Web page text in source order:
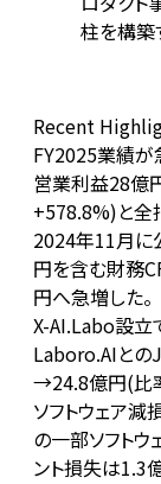
柱を構築
Recent
FY2025業績
営業利益28億
+578.8%)と全
2024年11月に
円を含む財務
円へ急増した。
X-AI.Labo設立
Laboro.AIとの
→24.8億円(比
ソフトウェア
の一部ソフト
ント損失は1.3